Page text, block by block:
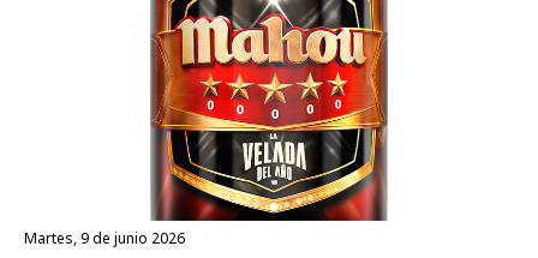
martes, 9 de junio 2026